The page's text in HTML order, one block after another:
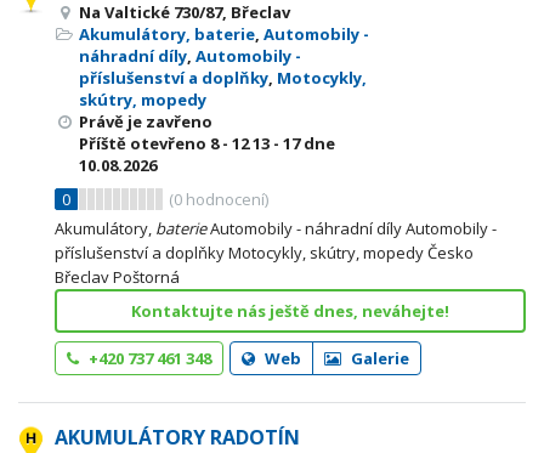
Na Valtické 730/87, Břeclav
Akumulátory, baterie, Automobily -
náhradní díly, Automobily -
příslušenství a doplňky, Motocykly,
skútry, mopedy
Právě je zavřeno
Příště otevřeno 8 - 1213 - 17dne
10.08.2026
0
(0 hodnocení)
Akumulátory, baterieAutomobily - náhradní díly Automobily -
příslušenství a doplňky Motocykly, skútry, mopedy Česko
Břeclav Poštorná
Kontaktujte nás ještě dnes, neváhejte!
+420 737 461 348 Web Galerie
AKUMULÁTORY RADOTÍN